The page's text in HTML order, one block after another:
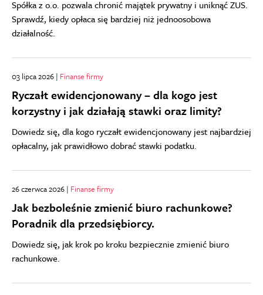
Spółka z o.o. pozwala chronić majątek prywatny i uniknąć ZUS.
Sprawdź, kiedy opłaca się bardziej niż jednoosobowa
działalność.
03 lipca 2026 | Finanse firmy
Ryczałt ewidencjonowany – dla kogo jest
korzystny i jak działają stawki oraz limity?
Dowiedz się, dla kogo ryczałt ewidencjonowany jest najbardziej
opłacalny, jak prawidłowo dobrać stawki podatku.
26 czerwca 2026 | Finanse firmy
Jak bezboleśnie zmienić biuro rachunkowe?
Poradnik dla przedsiębiorcy.
Dowiedz się, jak krok po kroku bezpiecznie zmienić biuro
rachunkowe.